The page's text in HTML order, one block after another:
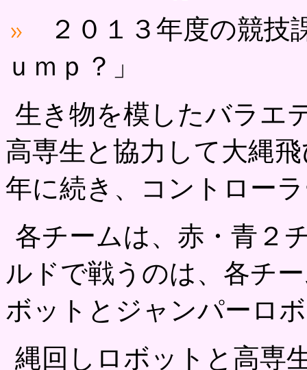
２０１３年度の競
ｕｍｐ？」
生き物を模したバラエ
高専生と協力して大縄
年に続き、コントロー
各チームは、赤・青２
ルドで戦うのは、各チ
ボットとジャンパーロ
縄回しロボットと高専